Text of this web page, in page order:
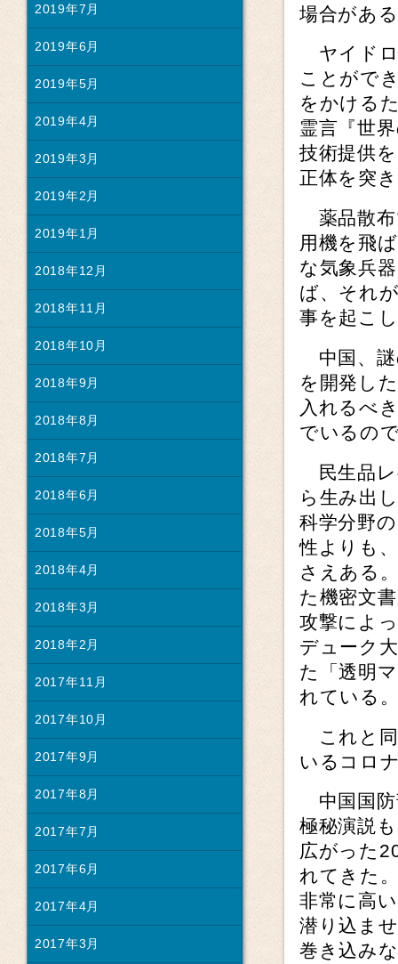
場合があ
ヤイドロ
ことがで
をかける
霊言『世
技術提供
正体を突
薬品散布
用機を飛
な気象兵
ば、それ
事を起こ
中国、謎
を開発し
入れるべ
でいるの
民生品レ
ら生み出
科学分野
性よりも
さえある
た機密文
攻撃によ
デューク
た「透明
れている
これと同
いるコロ
中国国防
極秘演説
広がった
れてきた
非常に高
潜り込ま
巻き込み
2019年7月
2019年6月
2019年5月
2019年4月
2019年3月
2019年2月
2019年1月
2018年12月
2018年11月
2018年10月
2018年9月
2018年8月
2018年7月
2018年6月
2018年5月
2018年4月
2018年3月
2018年2月
2017年11月
2017年10月
2017年9月
2017年8月
2017年7月
2017年6月
2017年4月
2017年3月